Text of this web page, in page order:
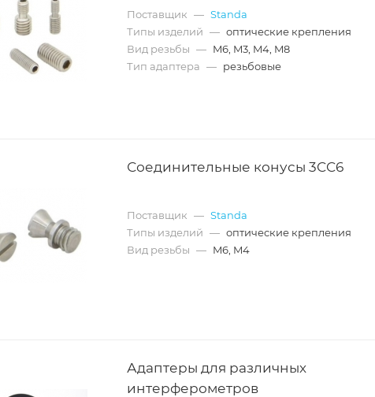
Поставщик — Standa
Типы изделий — оптические крепления
Вид резьбы — M6, M3, M4, M8
Тип адаптера — резьбовые
Соединительные конусы 3CC6
Поставщик — Standa
Типы изделий — оптические крепления
Вид резьбы — M6, M4
Адаптеры для различных
интерферометров